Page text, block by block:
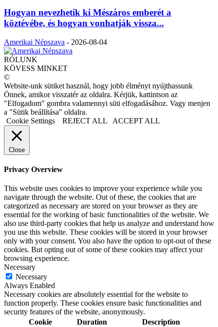
Hogyan nevezhetik ki Mészáros emberét a
köztévébe, és hogyan vonhatják vissza...
Amerikai Népszava - 2026-08-04
RÓLUNK
KÖVESS MINKET
©
Website-unk sütiket használ, hogy jobb élményt nyújthassunk
Önnek, amikor visszatér az oldalra. Kérjük, kattintson az
"Elfogadom" gombra valamennyi süti elfogadásához. Vagy menjen
a "Sütik beállítása" oldalra.
Cookie Settings
REJECT ALL ACCEPT ALL
Close
Privacy Overview
This website uses cookies to improve your experience while you
navigate through the website. Out of these, the cookies that are
categorized as necessary are stored on your browser as they are
essential for the working of basic functionalities of the website. We
also use third-party cookies that help us analyze and understand how
you use this website. These cookies will be stored in your browser
only with your consent. You also have the option to opt-out of these
cookies. But opting out of some of these cookies may affect your
browsing experience.
Necessary
Necessary
Always Enabled
Necessary cookies are absolutely essential for the website to
function properly. These cookies ensure basic functionalities and
security features of the website, anonymously.
Cookie
Duration Description